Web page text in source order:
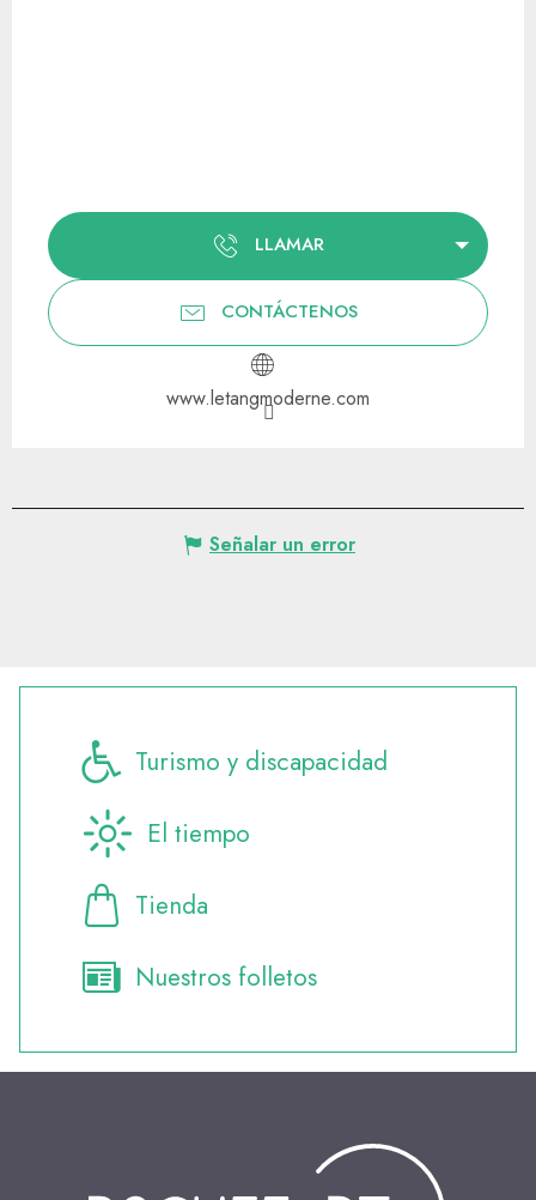
LLAMAR
CONTÁCTENOS
www.letangmoderne.com
Señalar un error
Turismo y discapacidad
El tiempo
Tienda
Nuestros folletos